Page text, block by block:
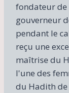
fondateur de
gouverneur
pendant le
reçu une
maîtrise du
l'une des
du Hadith